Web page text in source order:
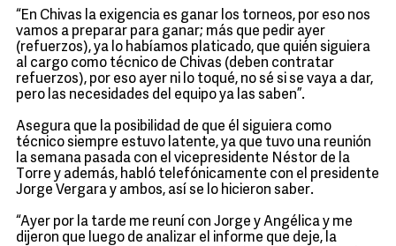
“En Chivas la exigencia es ganar los torneos, por eso nos
vamos a preparar para ganar; más que pedir ayer
(refuerzos), ya lo habíamos platicado, que quién siguiera
al cargo como técnico de Chivas (deben contratar
refuerzos), por eso ayer ni lo toqué, no sé si se vaya a dar,
pero las necesidades del equipo ya las saben”.
Asegura que la posibilidad de que él siguiera como
técnico siempre estuvo latente, ya que tuvo una reunión
la semana pasada con el vicepresidente Néstor de la
Torre y además, habló telefónicamente con el presidente
Jorge Vergara y ambos, así se lo hicieron saber.
“Ayer por la tarde me reuní con Jorge y Angélica y me
dijeron que luego de analizar el informe que deje, la